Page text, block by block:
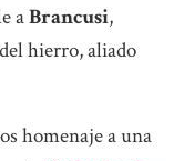
aBrancusi,
hierro, aliado
homenaje a una